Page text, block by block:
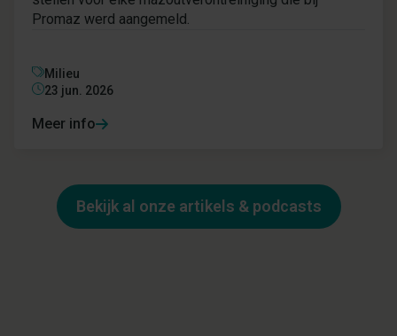
Promaz werd aangemeld.
Milieu
23 jun. 2026
Meer info
Bekijk al onze artikels & podcasts